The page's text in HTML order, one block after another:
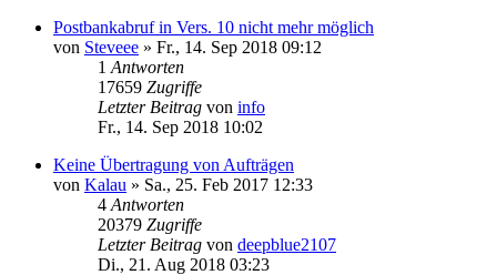
Postbankabruf in Vers. 10 nicht mehr möglich
von Steveee » Fr., 14. Sep 2018 09:12
1 Antworten
17659 Zugriffe
Letzter Beitrag von info
Fr., 14. Sep 2018 10:02
Keine Übertragung von Aufträgen
von Kalau » Sa., 25. Feb 2017 12:33
4 Antworten
20379 Zugriffe
Letzter Beitrag von deepblue2107
Di., 21. Aug 2018 03:23